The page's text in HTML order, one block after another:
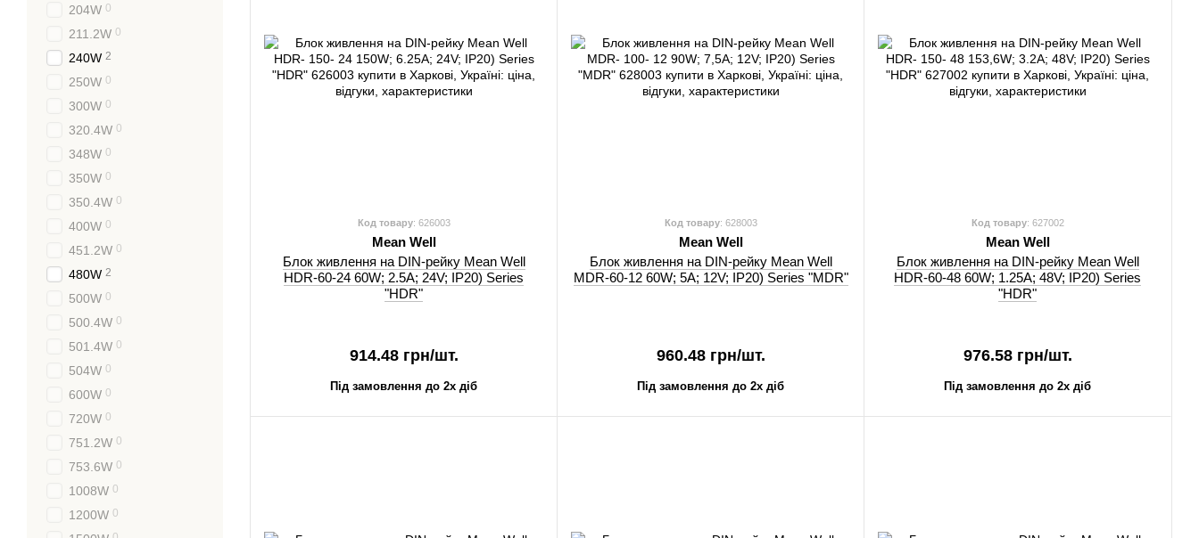
Код товару: 626003
Mean Well
Блок живлення на DIN-рейку Mean Well
HDR-60-24 60W; 2.5A; 24V; IP20) Series
"HDR"
914.48 грн/шт.
Під замовлення до 2х діб
Код товару: 628003
Mean Well
Блок живлення на DIN-рейку Mean Well
MDR-60-12 60W; 5A; 12V; IP20) Series "MDR"
960.48 грн/шт.
Під замовлення до 2х діб
Код товару: 627002
Mean Well
Блок живлення на DIN-рейку Mean Well
HDR-60-48 60W; 1.25A; 48V; IP20) Series
"HDR"
976.58 грн/шт.
Під замовлення до 2х діб
204W 0
211.2W 0
240W 2
250W 0
300W 0
320.4W 0
348W 0
350W 0
350.4W 0
400W 0
451.2W 0
480W 2
500W 0
500.4W 0
501.4W 0
504W 0
600W 0
720W 0
751.2W 0
753.6W 0
1008W 0
1200W 0